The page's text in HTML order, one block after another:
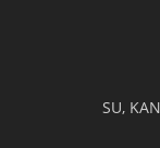
SU,